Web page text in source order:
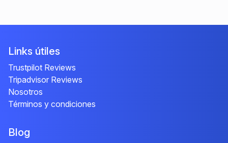
Links útiles
Trustpilot Reviews
Tripadvisor Reviews
Nosotros
Términos y condiciones
Blog